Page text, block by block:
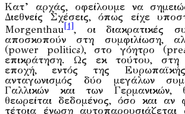
Κατ’ αρχάς, οφείλουμε να
Διεθνείς Σχέσεις, όπως είχε
Morgenthau[1], οι διακρατικές
αποσκοπούν στη συμφιλίωση,
(power politics), στο γόητρο
επικράτηση. Ως εκ τούτου, στη
εποχή, εντός της
ανταγωνισμός δύο μεγάλων
Γαλλικών και των
θεωρείται δεδομένος, όσο και αν
τέτοια ένωση